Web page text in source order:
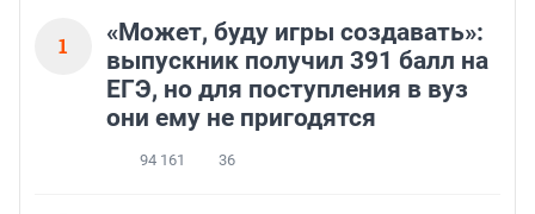
1
«Может, буду игры создавать»:
выпускник получил 391 балл на
ЕГЭ, но для поступления в вуз
они ему не пригодятся
94 161 36